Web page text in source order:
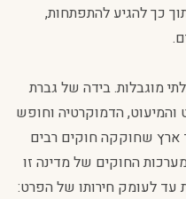
כך להגיע להתפתחות,
מוגבלות. בידה של גברת
והמיעוט, הדמוקרטיה וחופש
ארץ שחוקקה חוקים רבים
החוקים של מדינה זו
עד לעומק חירותו של הפרט: